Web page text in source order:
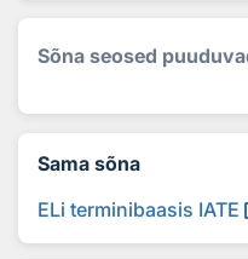
Sõna seosed
Sama sõna
ELi terminibaasis IATE